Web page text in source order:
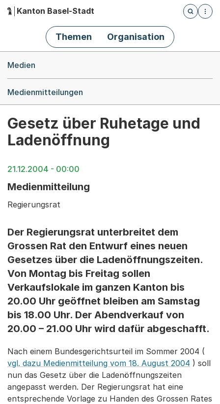
Hauptnavigation
Kanton Basel-Stadt
Öffnet
Themen Organisation
Medien
Medienmitteilungen
Gesetz über Ruhetage und
Ladenöffnung
21.12.2004 - 00:00
Medienmitteilung
Regierungsrat
Der Regierungsrat unterbreitet dem
Grossen Rat den Entwurf eines neuen
Gesetzes über die Ladenöffnungszeiten.
Von Montag bis Freitag sollen
Verkaufslokale im ganzen Kanton bis
20.00 Uhr geöffnet bleiben am Samstag
bis 18.00 Uhr. Der Abendverkauf von
20.00 – 21.00 Uhr wird dafür abgeschafft.
Nach einem Bundesgerichtsurteil im Sommer 2004 (
vgl. dazu Medienmitteilung vom 18. August 2004 ) soll
nun das Gesetz über die Ladenöffnungszeiten
angepasst werden. Der Regierungsrat hat eine
entsprechende Vorlage zu Handen des Grossen Rates